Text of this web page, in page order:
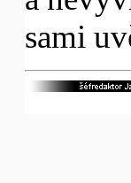
sami